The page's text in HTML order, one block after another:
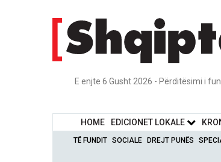
E enjte 6 Gusht 2026 - Përditësimi i
HOME EDICIONET LOKALE
TË FUNDIT SOCIALE DREJT PUNËS